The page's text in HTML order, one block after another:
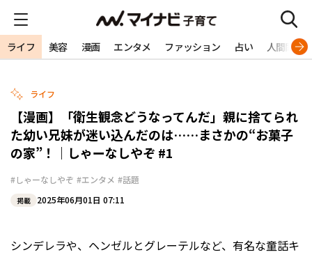
ライフ 美容 漫画 エンタメ ファッション 占い 人間関係
ライフ
【漫画】「衛生観念どうなってんだ」親に捨てられ
た幼い兄妹が迷い込んだのは……まさかの“お菓子
の家”！｜しゃーなしやぞ #1
#しゃーなしやぞ #エンタメ #話題
掲載 2025年06月01日 07:11
シンデレラや、ヘンゼルとグレーテルなど、有名な童話キ